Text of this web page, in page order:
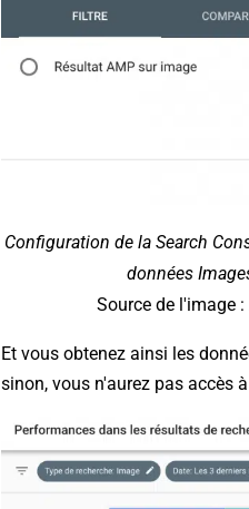
Configuration de la Search
données
Source de l'image :
Et vous obtenez ainsi les
sinon, vous n'aurez pas accès